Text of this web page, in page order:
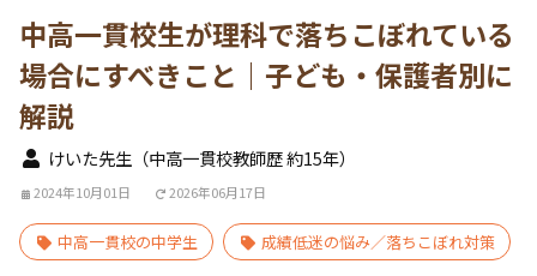
中高一貫校生が理科で落ちこぼれている
場合にすべきこと｜子ども・保護者別に
解説
けいた先生（中高一貫校教師歴 約15年）
2024年10月01日 2026年06月17日
中高一貫校の中学生 成績低迷の悩み／落ちこぼれ対策